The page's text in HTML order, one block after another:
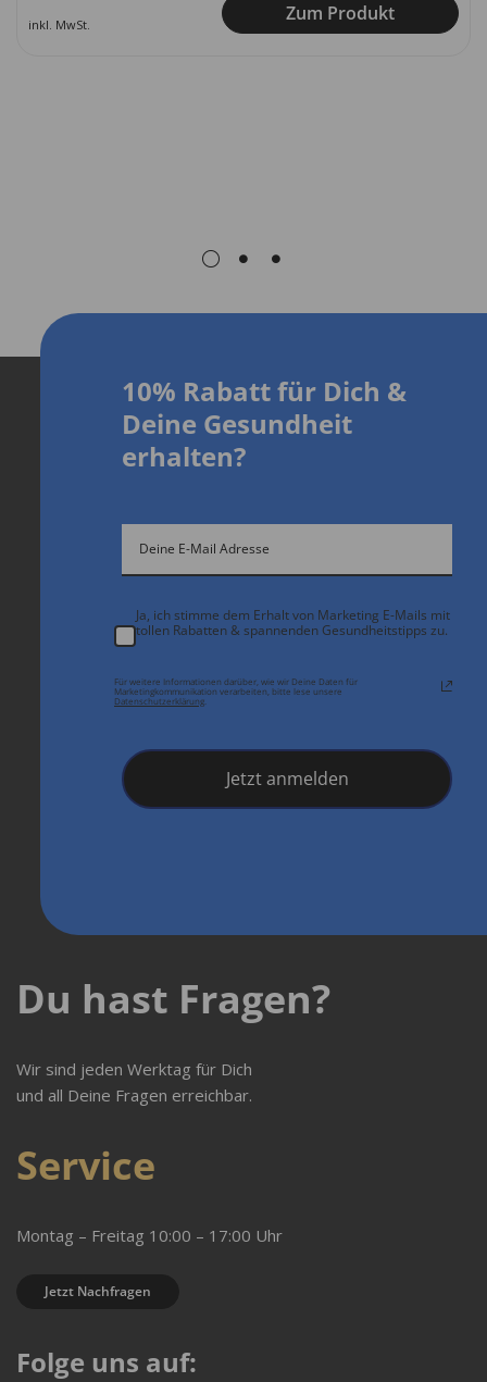
inkl. MwSt. Zum Produkt
Du hast Fragen?
Wir sind jeden Werktag für Dich
und all Deine Fragen erreichbar.
Service
Montag – Freitag 10:00 – 17:00 Uhr
Jetzt Nachfragen
Folge uns auf:
10% Rabatt für Dich &
Deine Gesundheit
erhalten?
Ja, ich stimme dem Erhalt von Marketing E-Mails mit
tollen Rabatten & spannenden Gesundheitstipps zu.
Für weitere Informationen darüber, wie wir Deine Daten für
Marketingkommunikation verarbeiten, bitte lese unsere
Datenschutzerklärung
Jetzt anmelden